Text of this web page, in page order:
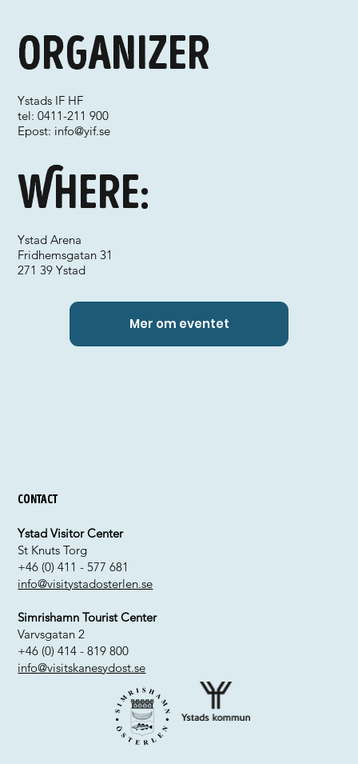
Where:
Organizer
Ystads IF HF
tel: 0411-211 900
Epost: info@yif.se
Ystad Arena
Fridhemsgatan 31
271 39 Ystad
Mer om eventet
Contact
Ystad Visitor Center
St Knuts Torg
+46 (0) 411 - 577 681
info@visitystadosterlen.se
Simrishamn Tourist Center
Varvsgatan 2
+46 (0) 414 - 819 800
info@visitskanesydost.se